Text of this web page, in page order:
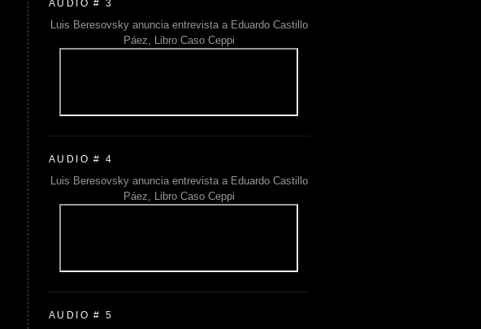
AUDIO # 3
Luis Beresovsky anuncia entrevista a Eduardo Castillo
Páez, Libro Caso Ceppi
AUDIO # 4
Luis Beresovsky anuncia entrevista a Eduardo Castillo
Páez, Libro Caso Ceppi
AUDIO # 5